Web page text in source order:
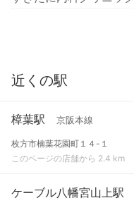
近くの駅
樟葉駅 京阪本線
枚方市楠葉花園町１４-１
このページの店舗から 2.4 km
ケーブル八幡宮山上駅